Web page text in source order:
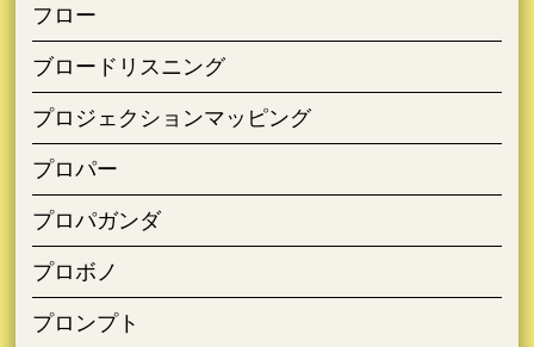
フロー
ブロードリスニング
プロジェクションマッピング
プロパー
プロパガンダ
プロボノ
プロンプト